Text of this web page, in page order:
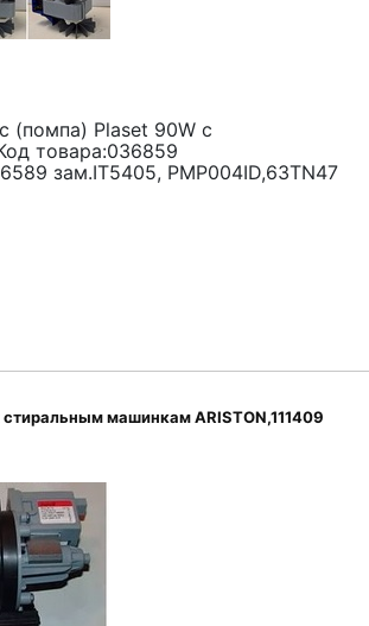
(помпа) Plaset 90W с
товара:036859
зам.IT5405, PMP004ID,63TN47
машинкам ARISTON,111409